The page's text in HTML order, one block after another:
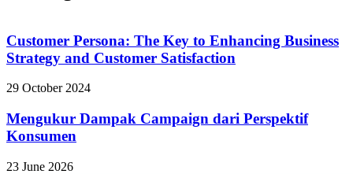
Customer Persona: The Key to Enhancing Business
Strategy and Customer Satisfaction
29 October 2024
Mengukur Dampak Campaign dari Perspektif
Konsumen
23 June 2026